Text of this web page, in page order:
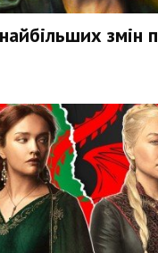
змін